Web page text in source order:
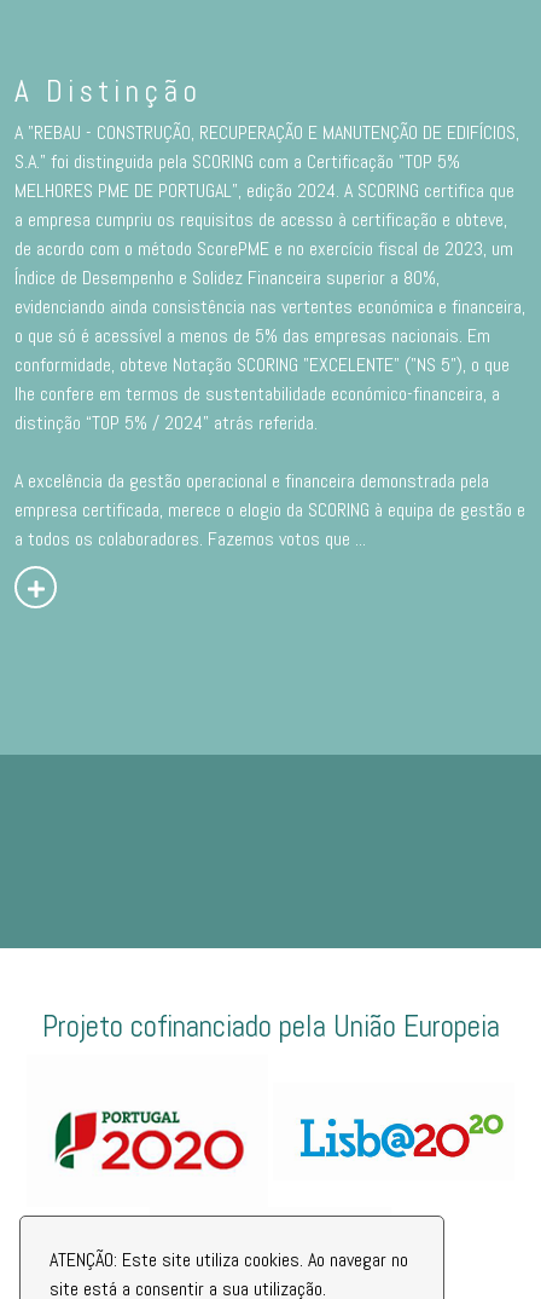
ATENÇÃO: Este site utiliza cookies. Ao navegar no
site está a consentir a sua utilização.
A Distinção
A "REBAU - CONSTRUÇÃO, RECUPERAÇÃO E MANUTENÇÃO DE EDIFÍCIOS,
S.A." foi distinguida pela SCORING com a Certificação "TOP 5%
MELHORES PME DE PORTUGAL”, edição 2024. A SCORING certifica que
a empresa cumpriu os requisitos de acesso à certificação e obteve,
de acordo com o método ScorePME e no exercício fiscal de 2023, um
Índice de Desempenho e Solidez Financeira superior a 80%,
evidenciando ainda consistência nas vertentes económica e financeira,
o que só é acessível a menos de 5% das empresas nacionais. Em
conformidade, obteve Notação SCORING "EXCELENTE" ("NS 5"), o que
lhe confere em termos de sustentabilidade económico-financeira, a
distinção “TOP 5% / 2024” atrás referida.
A excelência da gestão operacional e financeira demonstrada pela
empresa certificada, merece o elogio da SCORING à equipa de gestão e
a todos os colaboradores. Fazemos votos que ...
Projeto cofinanciado pela União Europeia